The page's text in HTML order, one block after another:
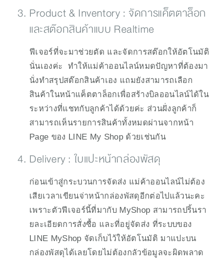
Product & Inventory : จัดการแค็ตตาล็อก
และสต๊อกสินค้าแบบ Realtime
ฟีเจอร์ที่จะมาช่วยตัด และจัดการสต๊อกให้อัตโนมัติ
นั่นเองค่ะ  ทำให้แม่ค้าออนไลน์หมดปัญหาที่ต้องมา
นั่งทำสรุปสต๊อกสินค้าเอง แถมยังสามารถเลือก
สินค้าในหน้าแค็ตตาล็อกเพื่อสร้างบิลออนไลน์ได้ใน
ระหว่างที่แชทกับลูกค้าได้ด้วยค่ะ ส่วนฝั่งลูกค้าก็
สามารถเห็นรายการสินค้าทั้งหมดผ่านจากหน้า
Page ของ LINE My Shop ด้วยเช่นกัน
Delivery : ใบแปะหน้ากล่องพัสดุ
ก่อนเข้าสู่กระบวนการจัดส่ง แม่ค้าออนไลน์ไม่ต้อง
เสียเวลาเขียนจ่าหน้ากล่องพัสดุอีกต่อไปแล้วนะคะ
เพราะตัวฟีเจอร์นี้ที่มากับ MyShop สามารถปริ้นรา
ยละเอียดการสั่งซื้อ และที่อยู่จัดส่ง ที่ระบบของ
LINE MyShop จัดเก็บไว้ให้อัตโนมัติ มาแปะบน
กล่องพัสดุได้เลยโดยไม่ต้องกลัวข้อมูลจะผิดพลาด